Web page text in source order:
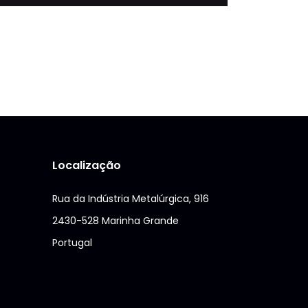
Localização
Rua da Indústria Metalúrgica, 916
2430-528 Marinha Grande
Portugal